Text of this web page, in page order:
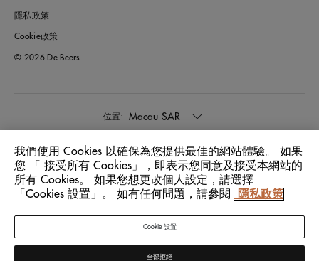
隱私政策
Cookie政策
© 2026 De Beers
位置: Macau SAR
語言: 中文
我們使用 Cookies 以確保為您提供最佳的網站體驗。 如果
您 「 接受所有 Cookies」，即表示您同意及接受本網站的
所有 Cookies。 如果您想更改個人設定，請選擇
「Cookies 設置」。 如有任何問題，請參閱
隱私政策
Cookie 設置
全部拒絕